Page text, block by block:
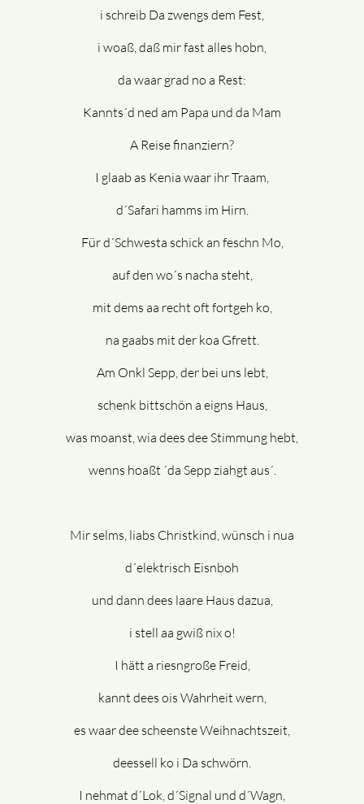
i schreib Da zwengs dem Fest,
i woaß, daß mir fast alles hobn,
da waar grad no a Rest:
Kannts´d ned am Papa und da Mam
A Reise finanziern?
I glaab as Kenia waar ihr Traam,
d´Safari hamms im Hirn.
Für d´Schwesta schick an feschn Mo,
auf den wo´s nacha steht,
mit dems aa recht oft fortgeh ko,
na gaabs mit der koa Gfrett.
Am Onkl Sepp, der bei uns lebt,
schenk bittschön a eigns Haus,
was moanst, wia dees dee Stimmung hebt,
wenns hoaßt ´da Sepp ziahgt aus´.
Mir selms, liabs Christkind, wünsch i nua
d´elektrisch Eisnboh
und dann dees laare Haus dazua,
i stell aa gwiß nix o!
I hätt a riesngroße Freid,
kannt dees ois Wahrheit wern,
es waar dee scheenste Weihnachtszeit,
deessell ko i Da schwörn.
I nehmat d´Lok, d´Signal und d´Wagn,